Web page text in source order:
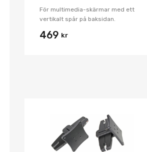
För multimedia-skärmar med ett
vertikalt spår på baksidan.
469 kr